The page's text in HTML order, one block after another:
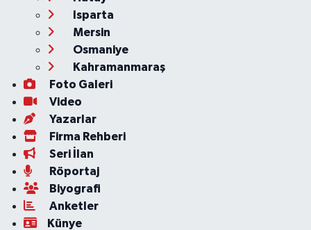
Isparta
Mersin
Osmaniye
Kahramanmaraş
Foto Galeri
Video
Yazarlar
Firma Rehberi
Seri İlan
Röportaj
Biyografi
Anketler
Künye